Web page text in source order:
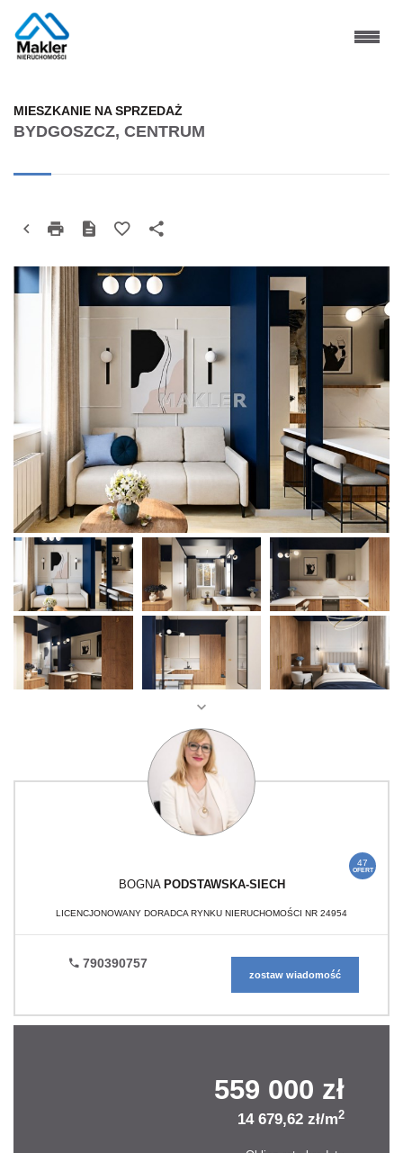
BYDGOSZCZ, CENTRUM
MIESZKANIE NA SPRZEDAŻ
47
OFERT
BOGNA PODSTAWSKA-SIECH
LICENCJONOWANY DORADCA RYNKU NIERUCHOMOŚCI NR 24954
790390757
zostaw wiadomość
559 000 zł
14 679,62 zł/m2